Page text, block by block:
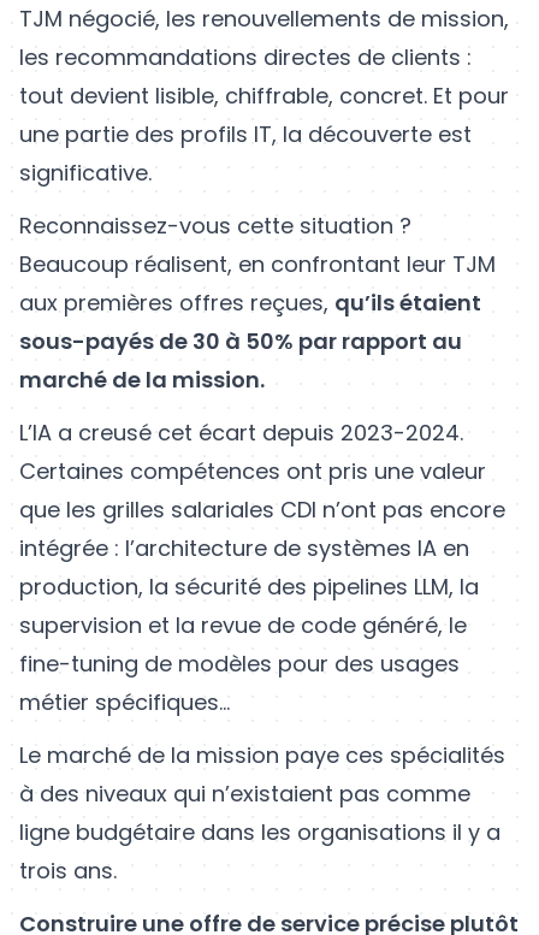
TJM négocié, les renouvellements de mission,
les recommandations directes de clients :
tout devient lisible, chiffrable, concret. Et pour
une partie des profils IT, la découverte est
significative.
Reconnaissez-vous cette situation ?
Beaucoup réalisent, en confrontant leur TJM
aux premières offres reçues, qu’ils étaient
sous-payés de 30 à 50% par rapport au
marché de la mission.
L’IA a creusé cet écart depuis 2023-2024.
Certaines compétences ont pris une valeur
que les grilles salariales CDI n’ont pas encore
intégrée : l’architecture de systèmes IA en
production, la sécurité des pipelines LLM, la
supervision et la revue de code généré, le
fine-tuning de modèles pour des usages
métier spécifiques...
Le marché de la mission paye ces spécialités
à des niveaux qui n’existaient pas comme
ligne budgétaire dans les organisations il y a
trois ans.
Construire une offre de service précise plutôt